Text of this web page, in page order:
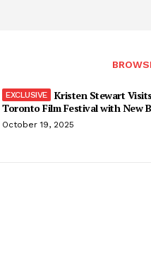
Kristen Stewart
Toronto Film Festival with New
October 19, 2025